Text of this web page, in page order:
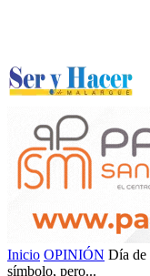
Inicio OPINIÓN Día de
símbolo, pero...